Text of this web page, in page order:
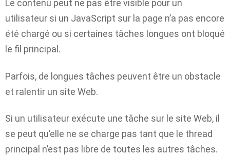
Le contenu peut ne pas être visible pour un
utilisateur si un JavaScript sur la page n’a pas encore
été chargé ou si certaines tâches longues ont bloqué
le fil principal.
Parfois, de longues tâches peuvent être un obstacle
et ralentir un site Web.
Si un utilisateur exécute une tâche sur le site Web, il
se peut qu’elle ne se charge pas tant que le thread
principal n’est pas libre de toutes les autres tâches.